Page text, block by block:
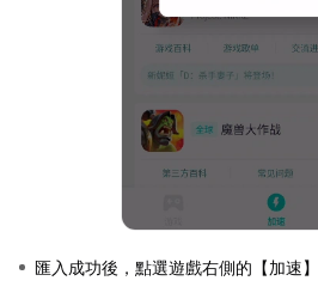
匯入成功後，點選遊戲右側的【加速